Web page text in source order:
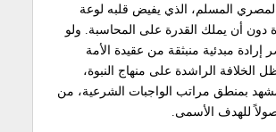
المسلم، الذي يفيض قلبه لوعة
دون أن يملك القدرة على المحاسبة. ولو
مبدئية منبثقة من عقيدة الأمة
الخلافة الراشدة على منهاج النبوة،
بمنطق مراتب الواجبات الشرعية، من
للهدف الأسمى.